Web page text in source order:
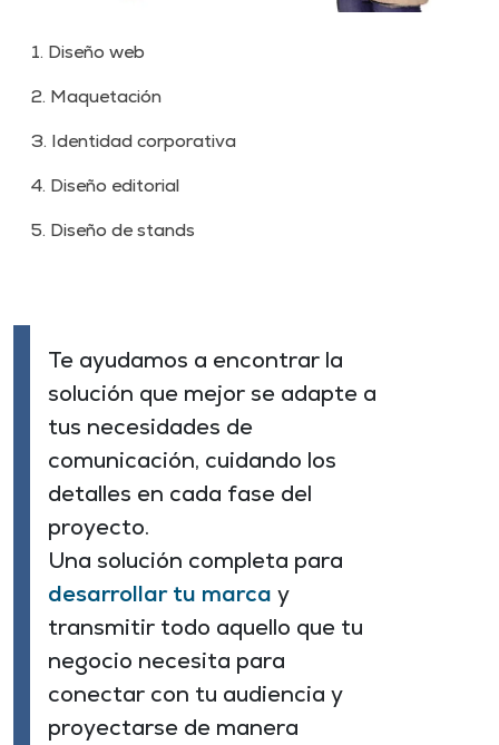
1. Diseño web
2. Maquetación
3. Identidad corporativa
4. Diseño editorial
5. Diseño de stands
Te ayudamos a encontrar la
solución que mejor se adapte a
tus necesidades de
comunicación, cuidando los
detalles en cada fase del
proyecto.
Una solución completa para
desarrollar tu marca y
transmitir todo aquello que tu
negocio necesita para
conectar con tu audiencia y
proyectarse de manera